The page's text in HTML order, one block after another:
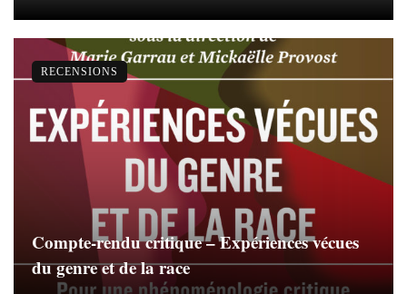
Compte-rendu critique – Expériences vécues
du genre et de la race
RECENSIONS